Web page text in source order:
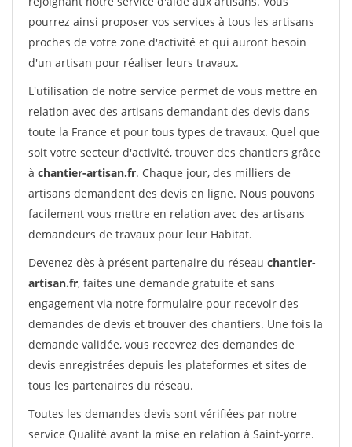
pourrez ainsi proposer vos services à tous les artisans
proches de votre zone d'activité et qui auront besoin
d'un artisan pour réaliser leurs travaux.
L'utilisation de notre service permet de vous mettre en
relation avec des artisans demandant des devis dans
toute la France et pour tous types de travaux. Quel que
soit votre secteur d'activité, trouver des chantiers grâce
à chantier-artisan.fr. Chaque jour, des milliers de
artisans demandent des devis en ligne. Nous pouvons
facilement vous mettre en relation avec des artisans
demandeurs de travaux pour leur Habitat.
Devenez dès à présent partenaire du réseau chantier-
artisan.fr, faites une demande gratuite et sans
engagement via notre formulaire pour recevoir des
demandes de devis et trouver des chantiers. Une fois la
demande validée, vous recevrez des demandes de
devis enregistrées depuis les plateformes et sites de
tous les partenaires du réseau.
Toutes les demandes devis sont vérifiées par notre
service Qualité avant la mise en relation à Saint-yorre.